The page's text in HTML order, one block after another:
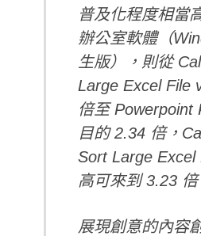
普及化程度相當
辦公室軟體（
生版），則從
Large Excel File
倍至 Powerpoint
目的 2.34 倍，
Sort Large Excel
高可來到 3.23 倍
展現創意的內容